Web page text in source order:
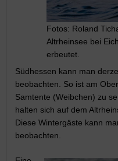
Fotos: Roland
Altrheinsee bei
erbeutet.
Südhessen kann man
beobachten. So ist am
Samtente (Weibchen) zu
halten sich auf dem
Diese Wintergäste kann
beobachten.